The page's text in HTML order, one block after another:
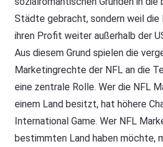
Städte gebracht, sondern weil die
ihren Profit weiter außerhalb der
Aus diesem Grund spielen die
Marketingrechte der NFL an die
eine zentrale Rolle. Wer die NFL
einem Land besitzt, hat höhere
International Game. Wer NFL
bestimmten Land haben möchte,